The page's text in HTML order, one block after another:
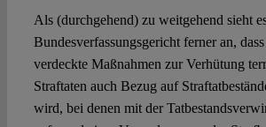
Als (durchgehend) zu weitgehend sieht
Bundesverfassungsgericht ferner an,
verdeckte Maßnahmen zur Verhütung
Straftaten auch Bezug auf
wird, bei denen mit der